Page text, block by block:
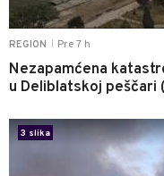
REGION Pre 7 h
Nezapamćena
u Deliblatskoj peščari
3 slika